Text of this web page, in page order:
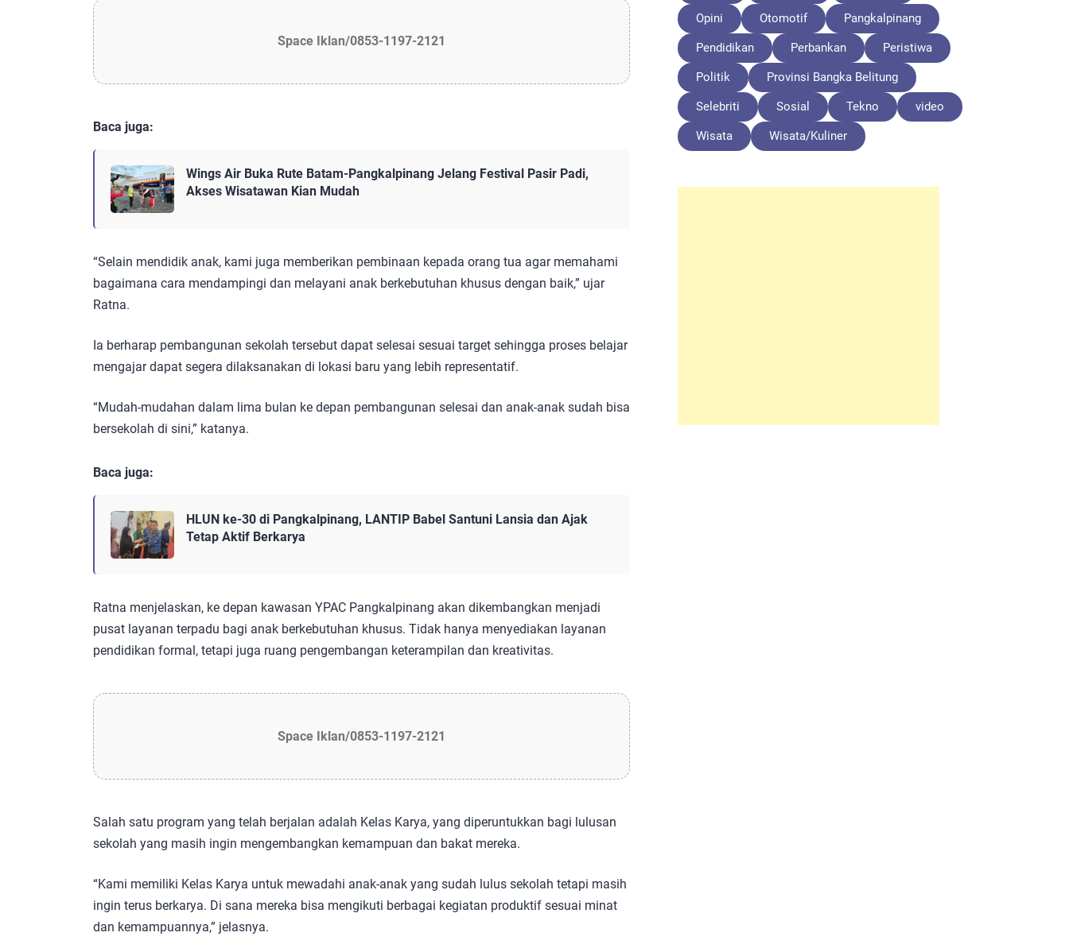
Space Iklan/0853-1197-2121
Baca juga:
Wings Air Buka Rute Batam-Pangkalpinang Jelang Festival Pasir Padi,
Akses Wisatawan Kian Mudah
“Selain mendidik anak, kami juga memberikan pembinaan kepada orang tua agar memahami
bagaimana cara mendampingi dan melayani anak berkebutuhan khusus dengan baik,” ujar
Ratna.
Ia berharap pembangunan sekolah tersebut dapat selesai sesuai target sehingga proses belajar
mengajar dapat segera dilaksanakan di lokasi baru yang lebih representatif.
“Mudah-mudahan dalam lima bulan ke depan pembangunan selesai dan anak-anak sudah bisa
bersekolah di sini,” katanya.
Baca juga:
HLUN ke-30 di Pangkalpinang, LANTIP Babel Santuni Lansia dan Ajak
Tetap Aktif Berkarya
Ratna menjelaskan, ke depan kawasan YPAC Pangkalpinang akan dikembangkan menjadi
pusat layanan terpadu bagi anak berkebutuhan khusus. Tidak hanya menyediakan layanan
pendidikan formal, tetapi juga ruang pengembangan keterampilan dan kreativitas.
Space Iklan/0853-1197-2121
Salah satu program yang telah berjalan adalah Kelas Karya, yang diperuntukkan bagi lulusan
sekolah yang masih ingin mengembangkan kemampuan dan bakat mereka.
“Kami memiliki Kelas Karya untuk mewadahi anak-anak yang sudah lulus sekolah tetapi masih
ingin terus berkarya. Di sana mereka bisa mengikuti berbagai kegiatan produktif sesuai minat
dan kemampuannya,” jelasnya.
Opini Otomotif Pangkalpinang
Pendidikan Perbankan Peristiwa
Politik Provinsi Bangka Belitung
Selebriti Sosial Tekno video
Wisata Wisata/Kuliner